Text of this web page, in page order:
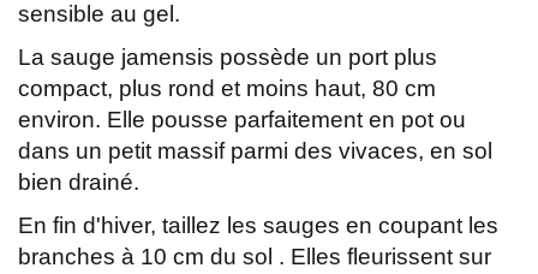
sensible au gel.
La sauge jamensis possède un port plus
compact, plus rond et moins haut, 80 cm
environ. Elle pousse parfaitement en pot ou
dans un petit massif parmi des vivaces, en sol
bien drainé.
En fin d'hiver, taillez les sauges en coupant les
branches à 10 cm du sol . Elles fleurissent sur